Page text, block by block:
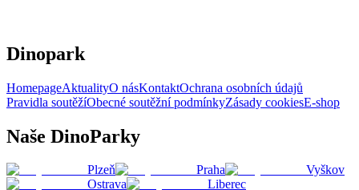
Dinopark
HomepageAktualityO násKontaktOchrana osobních údajů
Pravidla soutěžíObecné soutěžní podmínkyZásady cookiesE-shop
Naše DinoParky
Plzeň Praha
Vyškov
Ostrava
Liberec